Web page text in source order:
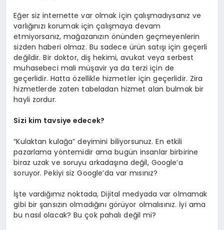
Eğer siz internette var olmak için çalışmadıysanız ve
varlığınızı korumak için çalışmaya devam
etmiyorsanız, mağazanızın önünden geçmeyenlerin
sizden haberi olmaz. Bu sadece ürün satışı için geçerli
değildir. Bir doktor, diş hekimi, avukat veya serbest
muhasebeci mali müşavir ya da terzi için de
geçerlidir. Hatta özellikle hizmetler için geçerlidir. Zira
hizmetlerde zaten tabeladan hizmet alan bulmak bir
hayli zordur.
Sizi kim tavsiye edecek?
“Kulaktan kulağa” deyimini biliyorsunuz. En etkili
pazarlama yöntemidir ama bugün insanlar birbirine
biraz uzak ve soruyu arkadaşına değil, Google’a
soruyor. Pekiyi siz Google’da var mısınız?
İşte vardığımız noktada, Dijital medyada var olmamak
gibi bir şansızın olmadığını görüyor olmalısınız. İyi ama
bu nasıl olacak? Bu çok pahalı değil mi?